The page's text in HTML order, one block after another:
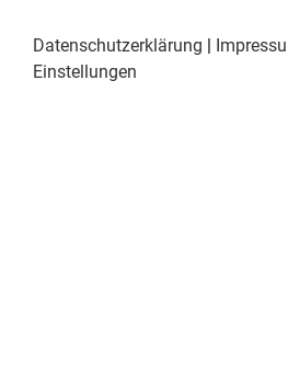
Datenschutzerklärung |
Einstellungen